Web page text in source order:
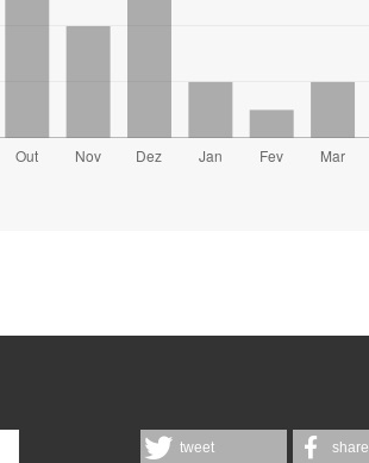
tweet share